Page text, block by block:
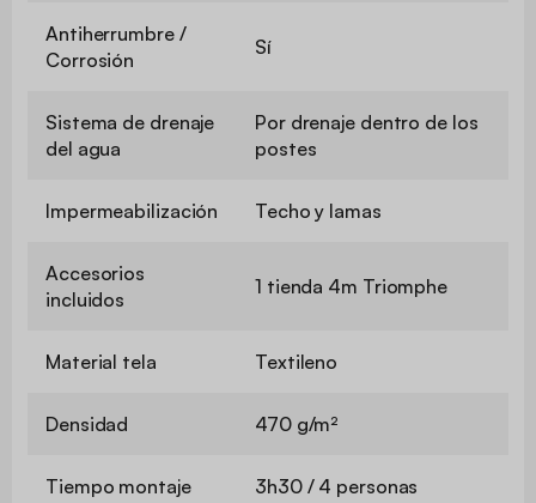
Antiherrumbre /
Corrosión
Sí
Sistema de drenaje
del agua
Por drenaje dentro de los
postes
Impermeabilización Techo y lamas
Accesorios
incluidos
1 tienda 4m Triomphe
Material tela Textileno
Densidad 470 g/m²
Tiempo montaje 3h30 / 4 personas